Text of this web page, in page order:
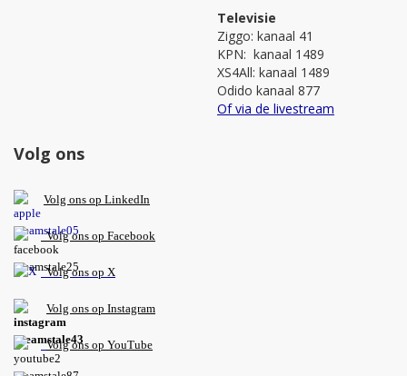
Televisie
Ziggo: kanaal 41
KPN: kanaal 1489
XS4All: kanaal 1489
Odido kanaal 877
Of via de livestream
Volg ons
Volg ons op LinkedIn
Volg ons op Facebook
Volg ons op X
Volg ons op Instagram
Volgons op YouTube